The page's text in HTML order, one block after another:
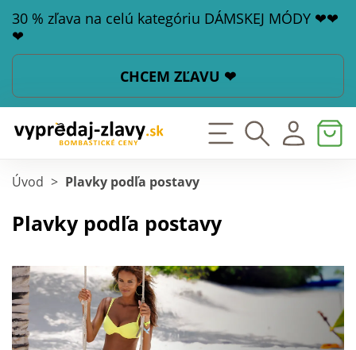
30 % zľava na celú kategóriu DÁMSKEJ MÓDY ❤❤
❤
CHCEM ZĽAVU ❤
Úvod > Plavky podľa postavy
Plavky podľa postavy